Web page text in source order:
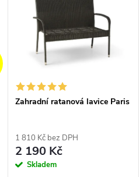
Zahradní ratanová lavice Paris
1 810 Kč bez DPH
2 190 Kč
Skladem